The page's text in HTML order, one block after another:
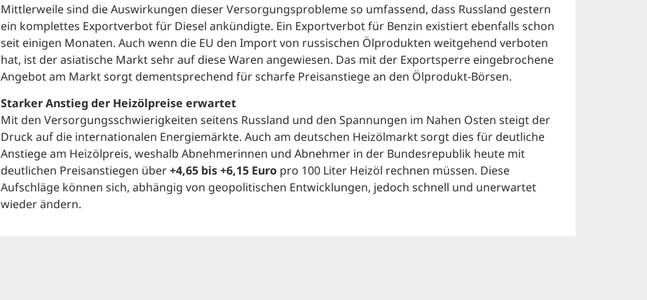
Mittlerweile sind die Auswirkungen dieser Versorgungsprobleme so umfassend, dass Russland gestern
ein komplettes Exportverbot für Diesel ankündigte. Ein Exportverbot für Benzin existiert ebenfalls schon
seit einigen Monaten. Auch wenn die EU den Import von russischen Ölprodukten weitgehend verboten
hat, ist der asiatische Markt sehr auf diese Waren angewiesen. Das mit der Exportsperre eingebrochene
Angebot am Markt sorgt dementsprechend für scharfe Preisanstiege an den Ölprodukt-Börsen.
Starker Anstieg der Heizölpreise erwartet
Mit den Versorgungsschwierigkeiten seitens Russland und den Spannungen im Nahen Osten steigt der
Druck auf die internationalen Energiemärkte. Auch am deutschen Heizölmarkt sorgt dies für deutliche
Anstiege am Heizölpreis, weshalb Abnehmerinnen und Abnehmer in der Bundesrepublik heute mit
deutlichen Preisanstiegen über+4,65 bis +6,15 Euro pro 100 Liter Heizöl rechnen müssen. Diese
Aufschläge können sich, abhängig von geopolitischen Entwicklungen, jedoch schnell und unerwartet
wieder ändern.